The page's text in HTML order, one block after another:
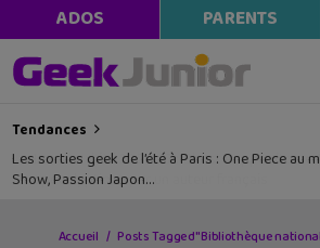
ADOS PARENTS
Tendances
Les sorties geek de l’été à Paris : One Piece au
Show, Passion Japon…
Accueil Posts Tagged "Bibliothèque